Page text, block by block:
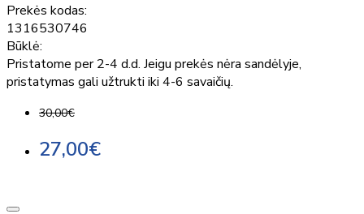
Prekės kodas:
1316530746
Būklė:
Pristatome per 2-4 d.d. Jeigu prekės nėra sandėlyje,
pristatymas gali užtrukti iki 4-6 savaičių.
30,00€
27,00€